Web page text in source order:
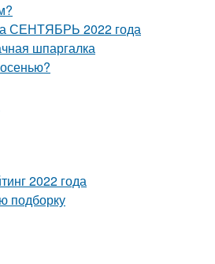
СЕНТЯБРЬ 2022 года
шпаргалка
2022 года
подборку